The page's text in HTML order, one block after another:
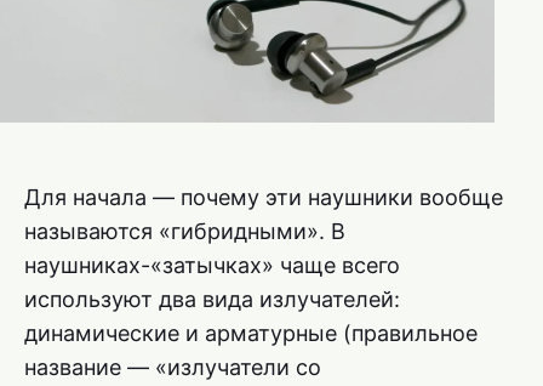
Для начала — почему эти наушники вообще
называются «гибридными». В
наушниках-«затычках» чаще всего
используют два вида излучателей:
динамические и арматурные (правильное
название — «излучатели со